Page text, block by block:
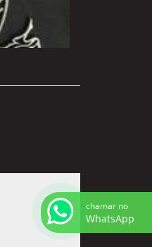
chamar no
WhatsApp